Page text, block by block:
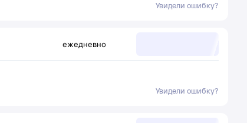
Увидели ошибку?
ежедневно
Увидели ошибку?